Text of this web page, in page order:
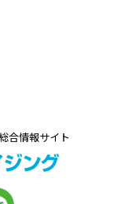
合情報サイト